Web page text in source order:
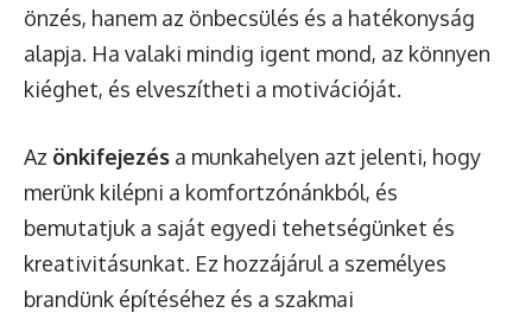
önzés, hanem az önbecsülés és a hatékonyság
alapja. Ha valaki mindig igent mond, az könnyen
kiéghet, és elveszítheti a motivációját.
Az önkifejezés a munkahelyen azt jelenti, hogy
merünk kilépni a komfortzónánkból, és
bemutatjuk a saját egyedi tehetségünket és
kreativitásunkat. Ez hozzájárul a személyes
brandünk építéséhez és a szakmai